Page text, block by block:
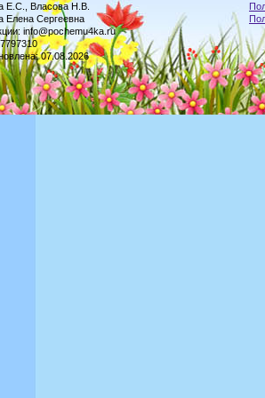
Е.С., Власова Н.В.
Елена Сергеевна
info@pochemu4ka.ru
07.08.2026